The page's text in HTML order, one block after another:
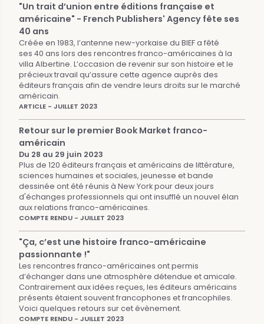
"Un trait d’union entre éditions française et
américaine" - French Publishers' Agency fête ses
40 ans
Créée en 1983, l’antenne new-yorkaise du BIEF a fêté
ses 40 ans lors des rencontres franco-américaines à la
villa Albertine. L’occasion de revenir sur son histoire et le
précieux travail qu’assure cette agence auprès des
éditeurs français afin de vendre leurs droits sur le marché
américain.
ARTICLE - JUILLET 2023
Retour sur le premier Book Market franco-
américain
Du 28 au 29 juin 2023
Plus de 120 éditeurs français et américains de littérature,
sciences humaines et sociales, jeunesse et bande
dessinée ont été réunis à New York pour deux jours
d'échanges professionnels qui ont insufflé un nouvel élan
aux relations franco-américaines.
COMPTE RENDU - JUILLET 2023
"Ça, c’est une histoire franco-américaine
passionnante !"
Les rencontres franco-américaines ont permis
d’échanger dans une atmosphère détendue et amicale.
Contrairement aux idées reçues, les éditeurs américains
présents étaient souvent francophones et francophiles.
Voici quelques retours sur cet évènement.
COMPTE RENDU - JUILLET 2023